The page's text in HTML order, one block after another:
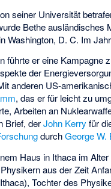
seiner Universität
Bethe ausländisches
in Washington, D. C. Im
führte er eine Kampagne
der
anderen US-
, das er für leicht zu
Arbeiten an
Brief, derJohn Kerry für
durchGeorge W.
Haus in Ithaca im
aus der Zeit
Tochter des